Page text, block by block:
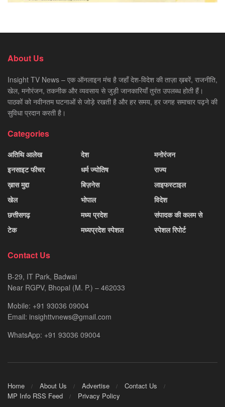
About Us
Insight TV News – एक ऑनलाइन मंच है जहाँ देश-विदेश की ताज़ा ख़बरें, राजनीति,
खेल, मनोरंजन, तकनीक और व्यवसाय से जुड़ी जानकारियाँ तुरंत उपलब्ध होती हैं।
पाठकों को नवीनतम घटनाओं से जोड़े रखती है और हर समय, हर जगह समाचार पढ़ने की
सुविधा प्रदान करती है।
Categories
अतिथि आलेख
इनसाइट फीचर
ख़ास मुद्दा
खेल
छत्तीसगढ़
टेक
देश
धर्म ज्योतिष
बिज़नेस
भोपाल
मध्य प्रदेश
मध्यप्रदेश स्पेशल
मनोरंजन
राज्य
लाइफस्टाइल
विदेश
संपादक की कलम से
स्पेशल रिपोर्ट
Contact Us
B-29, IT Park, Badwai
Near RGPV, Bhopal (M. P.) – 462033
Mobile: +91 93036 09004
Email: insighttvnews@gmail.com
WhatsApp: +91 93036 09004
Home About Us Advertise
Contact Us
MP Info RSS Feed
Privacy Policy